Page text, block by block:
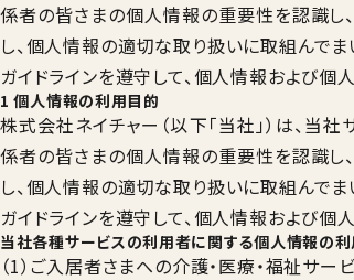
係者の皆さまの個人情報の重要性を認識し
し、個人情報の適切な取り扱いに取組んで
ガイドラインを遵守して、個人情報および個
1 個人情報の利用目的
株式会社ネイチャー（以下「当社」）は、
係者の皆さまの個人情報の重要性を認識し
し、個人情報の適切な取り扱いに取組んで
ガイドラインを遵守して、個人情報および個
当社各種サービスの利用者に関する個人情報の
（1）ご入居者さまへの介護・医療・福祉サー